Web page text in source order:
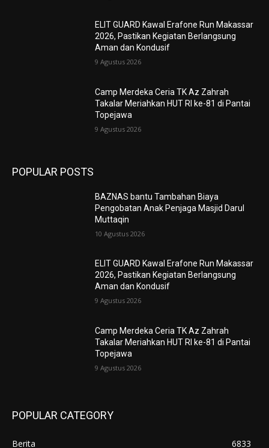
ELIT GUARD Kawal Erafone Run Makassar
2026, Pastikan Kegiatan Berlangsung
Aman dan Kondusif
9 Agustus 2026
Camp Merdeka Ceria TK Az Zahrah
Takalar Meriahkan HUT RI ke-81 di Pantai
Topejawa
9 Agustus 2026
POPULAR POSTS
BAZNAS bantu Tambahan Biaya
Pengobatan Anak Penjaga Masjid Darul
Muttaqin
10 Agustus 2026
ELIT GUARD Kawal Erafone Run Makassar
2026, Pastikan Kegiatan Berlangsung
Aman dan Kondusif
9 Agustus 2026
Camp Merdeka Ceria TK Az Zahrah
Takalar Meriahkan HUT RI ke-81 di Pantai
Topejawa
9 Agustus 2026
POPULAR CATEGORY
Berita
6833